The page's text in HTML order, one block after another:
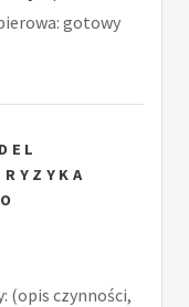
gotowy
(opis czynności,